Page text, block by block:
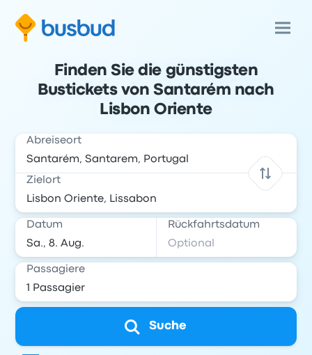
Finden Sie die günstigsten
Bustickets von Santarém nach
Lisbon Oriente
Abreiseort
Zielort
Datum Rückfahrtsdatum
Passagiere
Suche